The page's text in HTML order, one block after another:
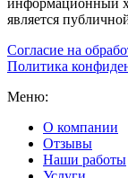
является
Согласие на
Политика
Меню:
О компании
Отзывы
Наши работы